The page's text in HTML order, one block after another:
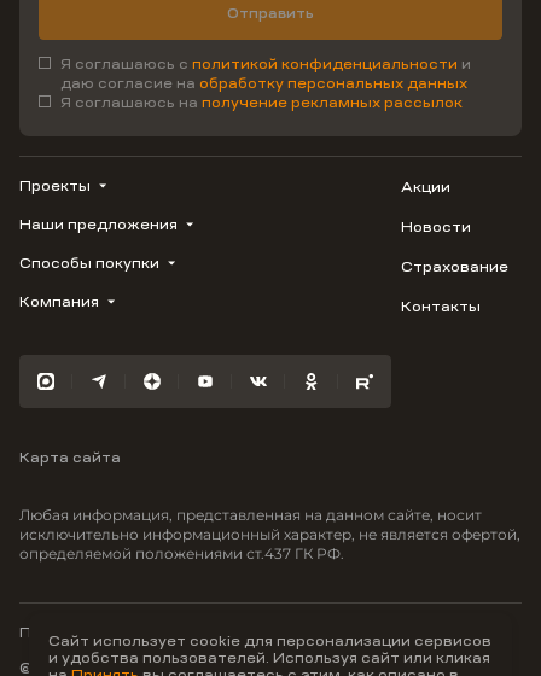
Отправить
Я соглашаюсь с политикой конфиденциальности и
даю согласие на обработку персональных данных
Я соглашаюсь на получение рекламных рассылок
Проекты
ВЕРН
1799
Флора
Южане
Моретта
Вместе
Наши предложения
Купить квартиру
Студию
3-комнатную
Способы покупки
Трейд-ин
100% оплата
Компания
Карьера
Акции
Новости
Страхование
Контакты
Карта сайта
Любая информация, представленная на данном сайте, носит
исключительно информационный характер, не является офертой,
определяемой положениями ст.437 ГК РФ.
© ООО Неоагентство, ИНН 9703176621,
Политика конфиденциальности
Сайт использует cookie для персонализации сервисов
и удобства пользователей. Используя сайт или кликая